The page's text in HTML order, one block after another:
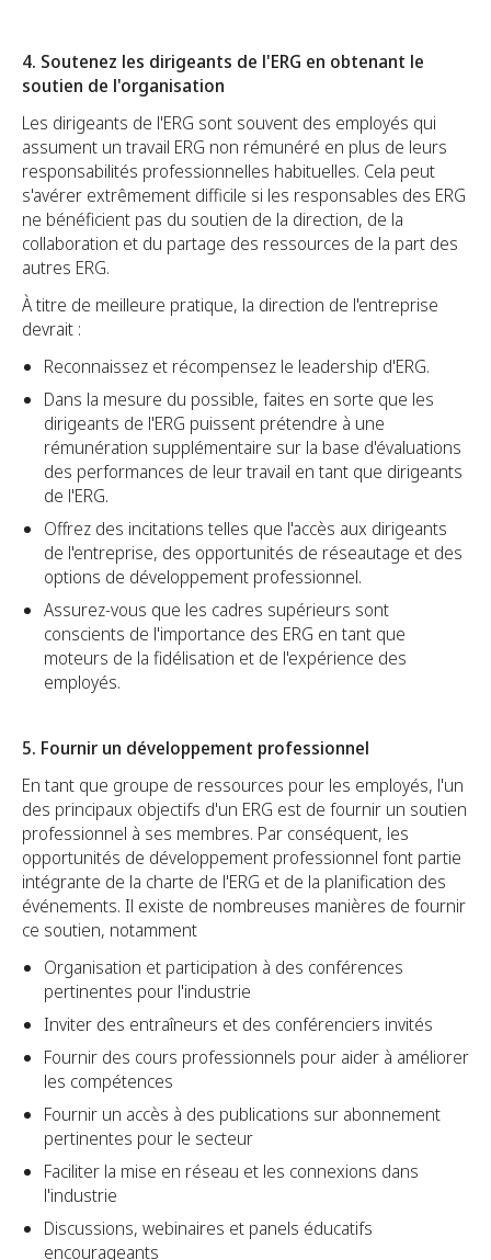
4. Soutenez les dirigeants de l'ERG en obtenant le
soutien de l'organisation
Les dirigeants de l'ERG sont souvent des employés qui
assument un travail ERG non rémunéré en plus de leurs
responsabilités professionnelles habituelles. Cela peut
s'avérer extrêmement difficile si les responsables des ERG
ne bénéficient pas du soutien de la direction, de la
collaboration et du partage des ressources de la part des
autres ERG.
À titre de meilleure pratique, la direction de l'entreprise
devrait :
Reconnaissez et récompensez le leadership d'ERG.
Dans la mesure du possible, faites en sorte que les
dirigeants de l'ERG puissent prétendre à une
rémunération supplémentaire sur la base d'évaluations
des performances de leur travail en tant que dirigeants
de l'ERG.
Offrez des incitations telles que l'accès aux dirigeants
de l'entreprise, des opportunités de réseautage et des
options de développement professionnel.
Assurez-vous que les cadres supérieurs sont
conscients de l'importance des ERG en tant que
moteurs de la fidélisation et de l'expérience des
employés.
5. Fournir un développement professionnel
En tant que groupe de ressources pour les employés, l'un
des principaux objectifs d'un ERG est de fournir un soutien
professionnel à ses membres. Par conséquent, les
opportunités de développement professionnel font partie
intégrante de la charte de l'ERG et de la planification des
événements. Il existe de nombreuses manières de fournir
ce soutien, notamment
Organisation et participation à des conférences
pertinentes pour l'industrie
Inviter des entraîneurs et des conférenciers invités
Fournir des cours professionnels pour aider à améliorer
les compétences
Fournir un accès à des publications sur abonnement
pertinentes pour le secteur
Faciliter la mise en réseau et les connexions dans
l'industrie
Discussions, webinaires et panels éducatifs
encourageants